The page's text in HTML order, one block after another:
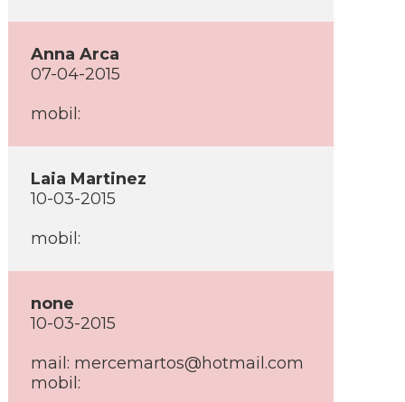
Anna Arca
07-04-2015
mobil:
Laia Martinez
10-03-2015
mobil:
none
10-03-2015
mail: mercemartos@hotmail.com
mobil: